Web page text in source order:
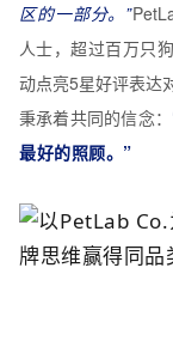
区的一部分。”
人士，超过百万只
动点亮5星好评表达
秉承着共同的信念：
最好的照顾。”